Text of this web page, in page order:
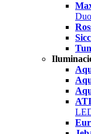
Duo
ATI